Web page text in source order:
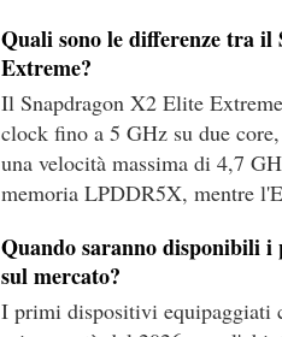
Quali sono le differenze tra
Extreme?
Il Snapdragon X2 Elite
clock fino a 5 GHz su due
una velocità massima di 4,7
memoria LPDDR5X, mentre
Quando saranno disponibili
sul mercato?
I primi dispositivi equipaggiati